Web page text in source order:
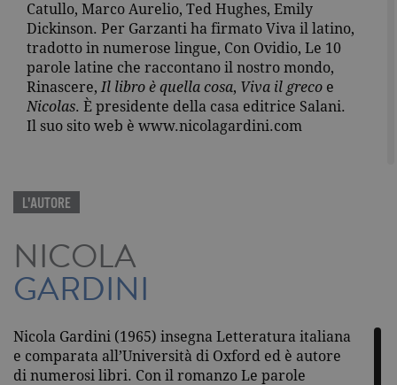
Catullo, Marco Aurelio, Ted Hughes, Emily
Dickinson. Per Garzanti ha firmato Viva il latino,
tradotto in numerose lingue, Con Ovidio, Le 10
parole latine che raccontano il nostro mondo,
Rinascere,Il libro è quella cosa, Viva il greco e
Nicolas. È presidente della casa editrice Salani.
Il suo sito web è www.nicolagardini.com
L'AUTORE
NICOLA
GARDINI
Nicola Gardini (1965) insegna Letteratura italiana
e comparata all’Università di Oxford ed è autore
di numerosi libri. Con il romanzo Le parole